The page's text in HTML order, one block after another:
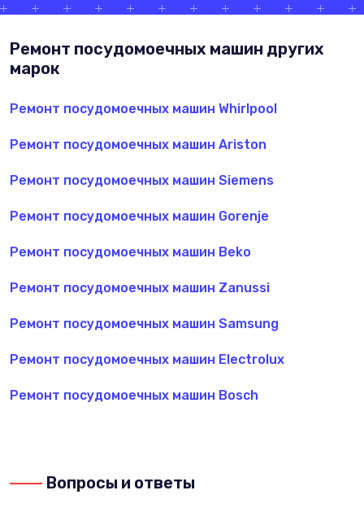
Ремонт посудомоечных машин других
марок
Ремонт посудомоечных машин Whirlpool
Ремонт посудомоечных машин Ariston
Ремонт посудомоечных машин Siemens
Ремонт посудомоечных машин Gorenje
Ремонт посудомоечных машин Beko
Ремонт посудомоечных машин Zanussi
Ремонт посудомоечных машин Samsung
Ремонт посудомоечных машин Electrolux
Ремонт посудомоечных машин Bosch
Вопросы и ответы